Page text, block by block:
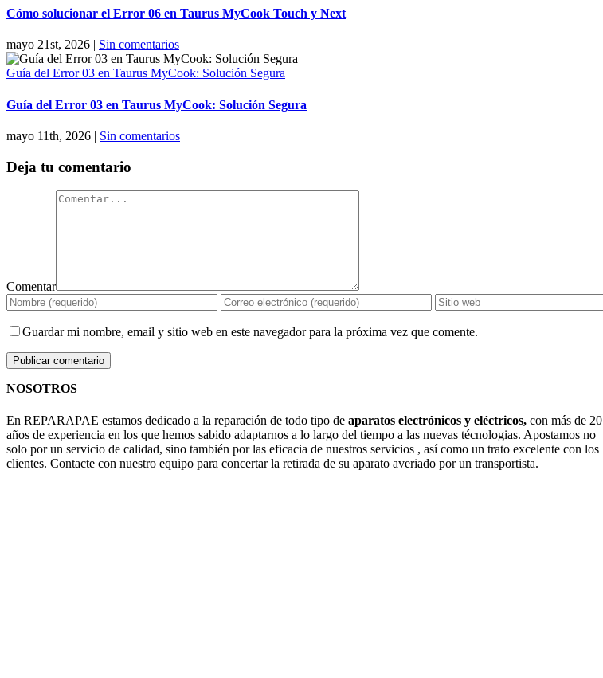
Cómo solucionar el Error 06 en Taurus MyCook Touch y Next
mayo 21st, 2026 Sin comentarios
Guía del Error 03 en Taurus MyCook: Solución Segura
Guía del Error 03 en Taurus MyCook: Solución Segura
mayo 11th, 2026 | Sin comentarios
Deja tu comentario
Comentar
Guardar mi nombre, email y sitio web en este navegador para la próxima vez que comente.
NOSOTROS
En REPARAPAE estamos dedicado a la reparación de todo tipo de aparatos electrónicos y eléctricos, con más de 20
años de experiencia en los que hemos sabido adaptarnos a lo largo del tiempo a las nuevas técnologias. Apostamos no
solo por un servicio de calidad, sino también por las eficacia de nuestros servicios , así como un trato excelente con los
clientes. Contacte con nuestro equipo para concertar la retirada de su aparato averiado por un transportista.